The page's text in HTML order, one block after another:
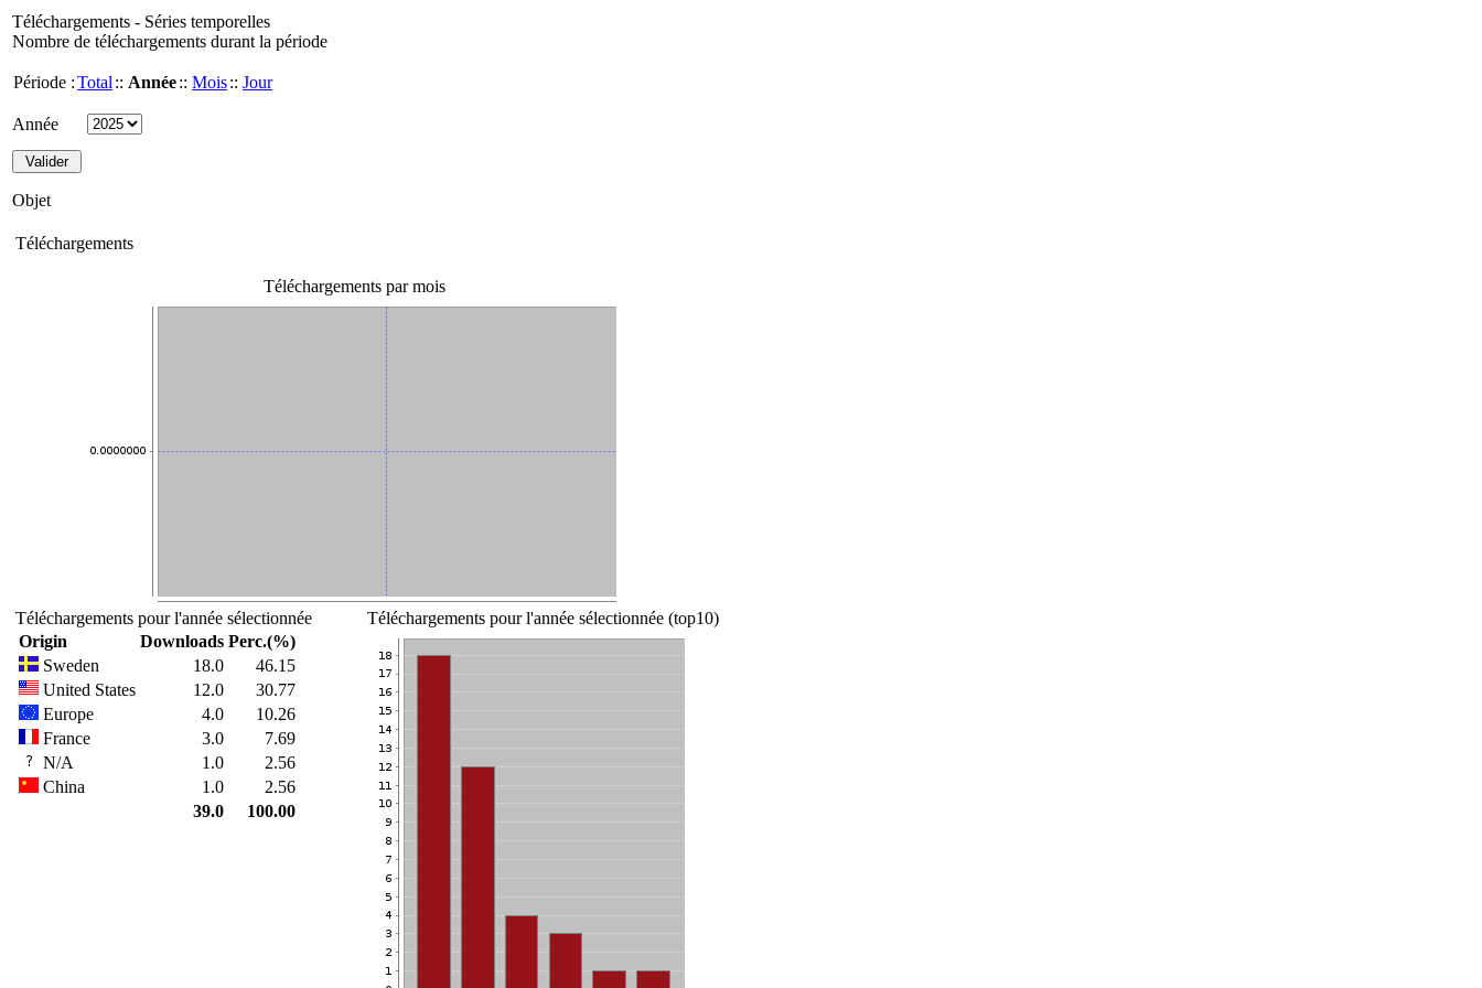
Téléchargements - Séries temporelles
Nombre de téléchargements durant la période
Période :Total :: Année:: Mois:: Jour
Année
Objet
Téléchargements
Téléchargements par mois
Téléchargements pour l'année sélectionnée
Origin
Downloads Perc.(%)
Sweden
18.0
46.15
United States
12.0
30.77
Europe
4.0
10.26
France
3.0
7.69
N/A
1.0
2.56
China
1.0
2.56
39.0
100.00
Téléchargements pour l'année sélectionnée (top10)